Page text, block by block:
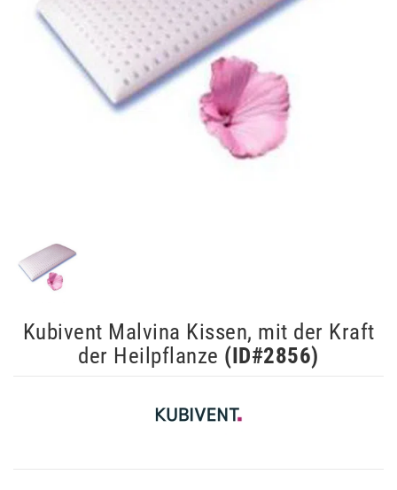
Kubivent Malvina Kissen, mit der Kraft
der Heilpflanze (ID#2856)